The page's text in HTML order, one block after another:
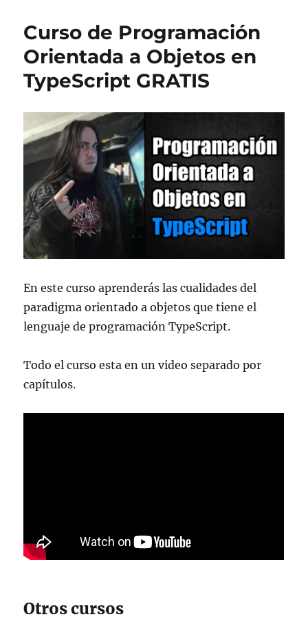
Curso de Programación
Orientada a Objetos en
TypeScript GRATIS
En este curso aprenderás las cualidades del
paradigma orientado a objetos que tiene el
lenguaje de programación TypeScript.
Todo el curso esta en un video separado por
capítulos.
Otros cursos